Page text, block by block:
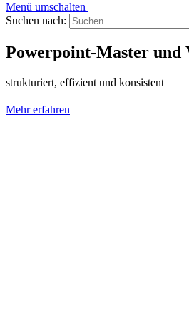
Menü umschalten
Suchen nach:
Powerpoint-Master und
strukturiert, effizient und konsistent
Mehr erfahren